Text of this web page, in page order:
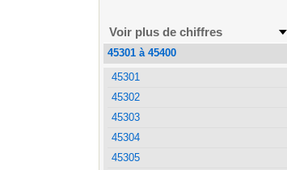
Voir plus de chiffres
45301 à 45400
45301
45302
45303
45304
45305